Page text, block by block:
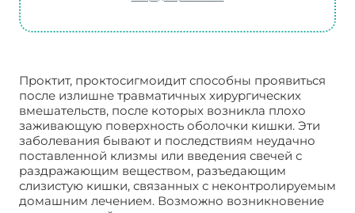
Проктит, проктосигмоидит способны проявиться
после излишне травматичных хирургических
вмешательств, после которых возникла плохо
заживающую поверхность оболочки кишки. Эти
заболевания бывают и последствиям неудачно
поставленной клизмы или введения свечей с
раздражающим веществом, разъедающим
слизистую кишки, связанных с неконтролируемым
домашним лечением. Возможно возникновение